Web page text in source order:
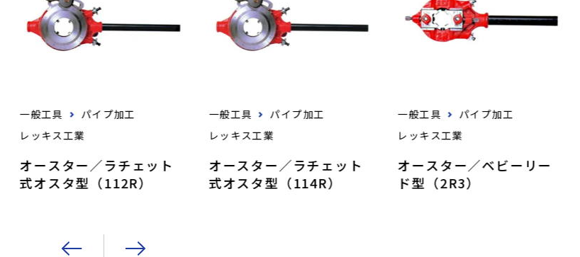
一般工具
パイプ加工
レッキス工業
オースター／ラチェット
式オスタ型（112R）
一般工具
パイプ加工
レッキス工業
オースター／ラチェット
式オスタ型（114R）
一般工具
パイプ加工
レッキス工業
オースター／ベビーリー
ド型（2R3）